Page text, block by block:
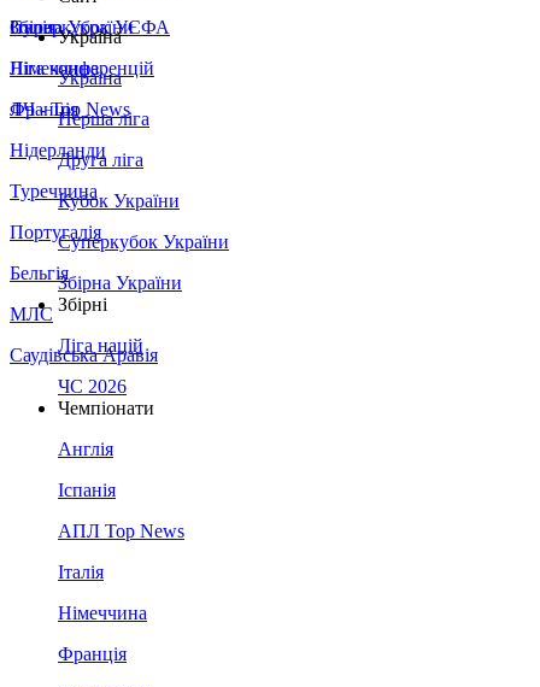
Збірна України
Італія
Німеччина
Франція
Нідерланди
Туреччина
Португалія
Бельгія
МЛС
Саудівська Аравія
Суперкубок УЄФА
Ліга конференцій
ЛЧ - Top News
Україна
Україна
Перша ліга
Друга ліга
Кубок України
Суперкубок України
Збірна України
Збірні
Ліга націй
ЧС 2026
Чемпіонати
Англія
Іспанія
АПЛ Top News
Італія
Німеччина
Франція